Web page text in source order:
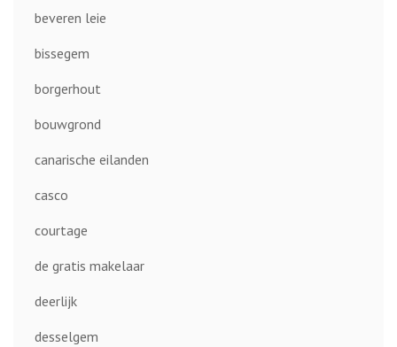
beveren leie
bissegem
borgerhout
bouwgrond
canarische eilanden
casco
courtage
de gratis makelaar
deerlijk
desselgem